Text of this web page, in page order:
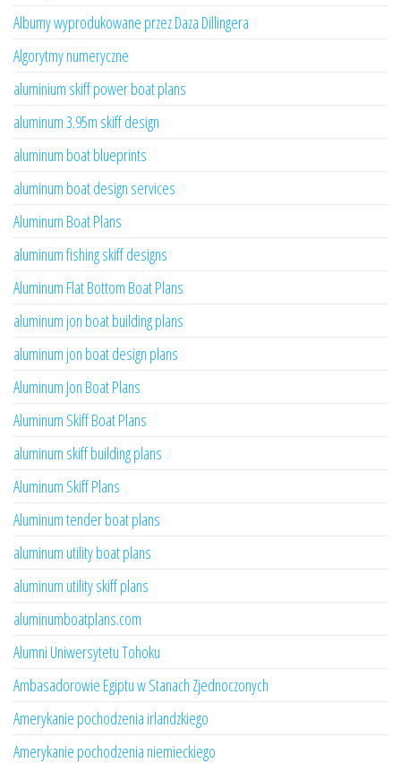
Albumy wyprodukowane przez Daza Dillingera
Algorytmy numeryczne
aluminium skiff power boat plans
aluminum 3.95m skiff design
aluminum boat blueprints
aluminum boat design services
Aluminum Boat Plans
aluminum fishing skiff designs
Aluminum Flat Bottom Boat Plans
aluminum jon boat building plans
aluminum jon boat design plans
Aluminum Jon Boat Plans
Aluminum Skiff Boat Plans
aluminum skiff building plans
Aluminum Skiff Plans
Aluminum tender boat plans
aluminum utility boat plans
aluminum utility skiff plans
aluminumboatplans.com
Alumni Uniwersytetu Tohoku
Ambasadorowie Egiptu w Stanach Zjednoczonych
Amerykanie pochodzenia irlandzkiego
Amerykanie pochodzenia niemieckiego